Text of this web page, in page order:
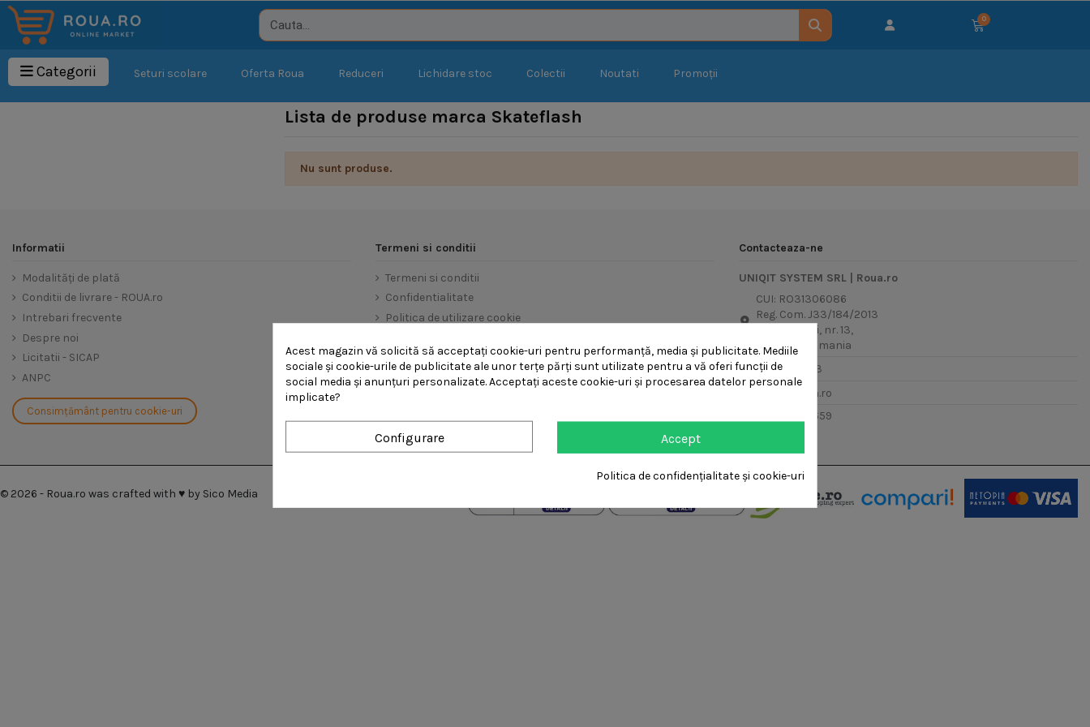
Categorii Seturi scolare Oferta Roua Reduceri Lichidare stoc Colectii Noutati Promoții
Lista de produse marca Skateflash
Nu sunt produse.
Informatii
Modalități de plată
Conditii de livrare - ROUA.ro
Intrebari frecvente
Despre noi
Licitatii - SICAP
ANPC
Consimțământ pentru cookie-uri
Termeni si conditii
Termeni si conditii
Confidentialitate
Politica de utilizare cookie
Retragere din contract
Contacteaza-ne
UNIQIT SYSTEM SRL | Roua.ro
CUI: RO31306086
Reg. Com. J33/184/2013
Str. Biruinței, nr. 13,
Suceava, Romania
0724 102 103
sales@roua.ro
0330 809 659
© 2026 - Roua.ro was crafted with ♥ by Sico Media
Acest magazin vă solicită să acceptați cookie-uri pentru performanță, media și publicitate. Mediile
sociale și cookie-urile de publicitate ale unor terțe părți sunt utilizate pentru a vă oferi funcții de
social media și anunțuri personalizate. Acceptați aceste cookie-uri și procesarea datelor personale
implicate?
Configurare Accept
Politica de confidențialitate și cookie-uri